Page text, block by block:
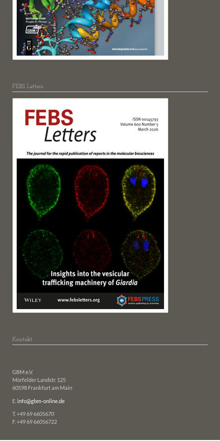
FEBS Letters
Kontakt
GBM e.V.
Mörfelder Landstr. 125
60598 Frankfurt am Main
E. info@gbm-online.de
T. +49 69 6605670
F. +49 69 66056722